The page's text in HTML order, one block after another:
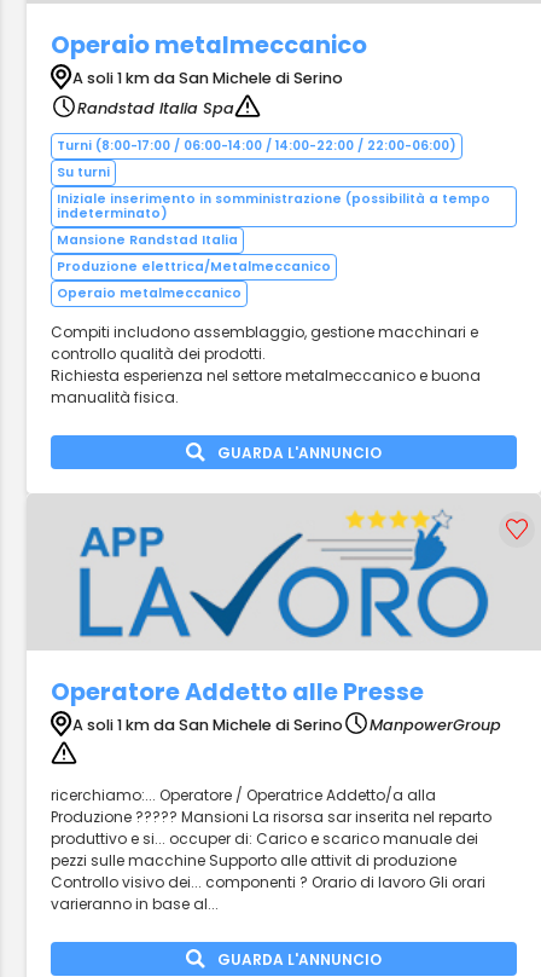
Operaio metalmeccanico
A soli 1 km da San Michele di Serino
Randstad Italia Spa
Turni (8:00-17:00 / 06:00-14:00 / 14:00-22:00 / 22:00-06:00)
Su turni
Iniziale inserimento in somministrazione (possibilità a tempo
indeterminato)
Mansione Randstad Italia
Produzione elettrica/Metalmeccanico
Operaio metalmeccanico
Compiti includono assemblaggio, gestione macchinari e
controllo qualità dei prodotti.
Richiesta esperienza nel settore metalmeccanico e buona
manualità fisica.
GUARDA L'ANNUNCIO
Operatore Addetto alle Presse
A soli 1 km da San Michele di Serino ManpowerGroup
ricerchiamo:... Operatore / Operatrice Addetto/a alla
Produzione ????? Mansioni La risorsa sar inserita nel reparto
produttivo e si... occuper di: Carico e scarico manuale dei
pezzi sulle macchine Supporto alle attivit di produzione
Controllo visivo dei... componenti ? Orario di lavoro Gli orari
varieranno in base al...
GUARDA L'ANNUNCIO